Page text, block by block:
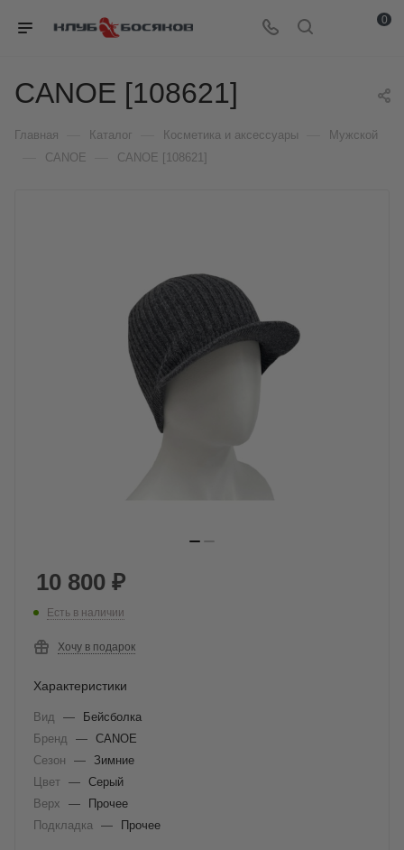
0
CANOE [108621]
Главная Каталог Косметика и аксессуары Мужской
CANOE CANOE [108621]
10 800 ₽
Есть в наличии
Хочу в подарок
Характеристики
Вид —
Бейсболка
Бренд
— CANOE
Сезон
— Зимние
Цвет — Серый
Верх
—
Прочее
Подкладка
— Прочее